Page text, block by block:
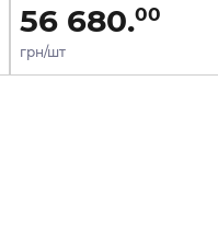
56 680.00
грн/шт